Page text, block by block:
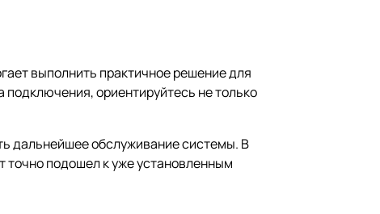
выполнить практичное решение для
подключения, ориентируйтесь не только
дальнейшее обслуживание системы. В
точно подошел к уже установленным